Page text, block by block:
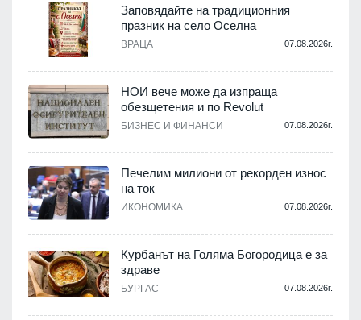
Заповядайте на традиционния
празник на село Оселна
ВРАЦА 07.08.2026г.
НОИ вече може да изпраща
обезщетения и по Revolut
БИЗНЕС И ФИНАНСИ 07.08.2026г.
Печелим милиони от рекорден износ
на ток
ИКОНОМИКА 07.08.2026г.
Курбанът на Голяма Богородица е за
здраве
БУРГАС 07.08.2026г.